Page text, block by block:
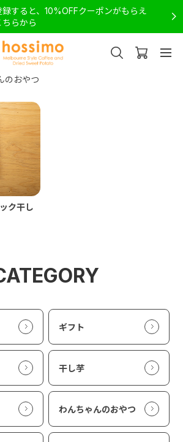
録すると、10%OFFクーポンがもらえ
らから
のおやつ
ク干し
ギフト
干し芋
わんちゃんのおやつ